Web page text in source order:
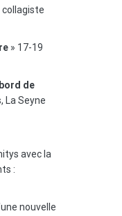
collagiste
» 17-19
de
La Seyne
avec la
:
nouvelle